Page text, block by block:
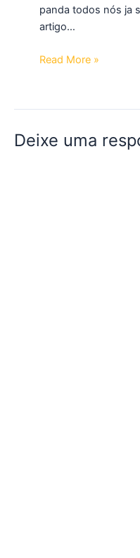
panda todos nós ja
artigo…
Read More »
Deixe uma